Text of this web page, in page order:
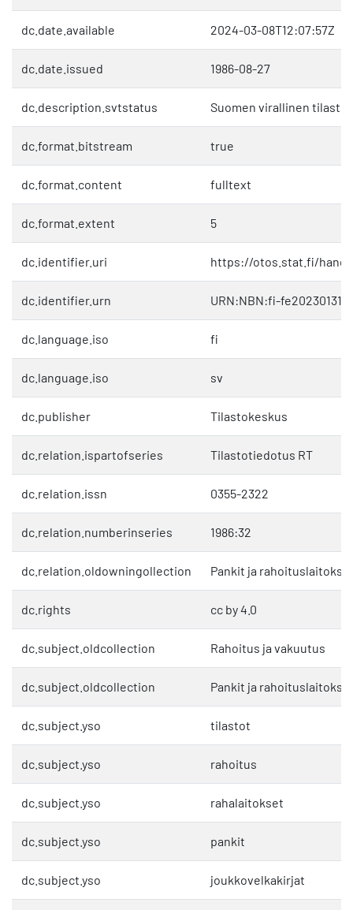
dc.date.available 2024-03-08T12:07:57Z
dc.date.issued 1986-08-27
dc.description.svtstatus Suomen virallinen tilasto
dc.format.bitstream true
dc.format.content fulltext
dc.format.extent 5
dc.identifier.uri https://otos.stat.fi/
dc.identifier.urn URN:NBN:fi-
dc.language.iso fi
dc.language.iso sv
dc.publisher Tilastokeskus
dc.relation.ispartofseries Tilastotiedotus RT
dc.relation.issn 0355-2322
dc.relation.numberinseries 1986:32
dc.relation.oldowningollection Pankit ja
dc.rights cc by 4.0
dc.subject.oldcollection Rahoitus ja vakuutus
dc.subject.oldcollection Pankit ja
dc.subject.yso tilastot
dc.subject.yso rahoitus
dc.subject.yso rahalaitokset
dc.subject.yso pankit
dc.subject.yso joukkovelkakirjat